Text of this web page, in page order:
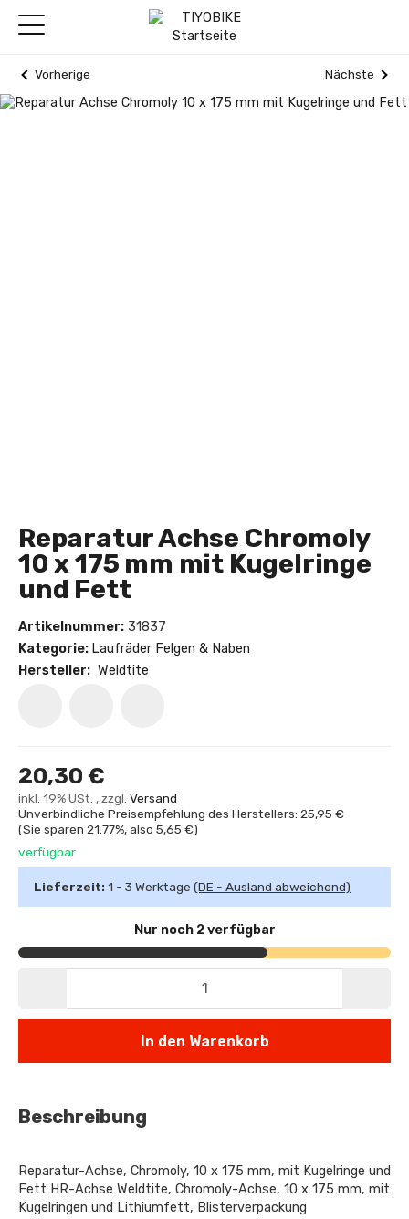
Vorherige Nächste
Reparatur Achse Chromoly
10 x 175 mm mit Kugelringe
und Fett
Artikelnummer: 31837
Kategorie: Laufräder Felgen & Naben
Hersteller: Weldtite
20,30 €
inkl. 19% USt. , zzgl. Versand
Unverbindliche Preisempfehlung des Herstellers: 25,95 €
(Sie sparen 21.77%, also 5,65 €)
verfügbar
Lieferzeit: 1 - 3 Werktage (DE - Ausland abweichend)
Nur noch 2 verfügbar
In den Warenkorb
Beschreibung
Reparatur-Achse, Chromoly, 10 x 175 mm, mit Kugelringe und
Fett HR-Achse Weldtite, Chromoly-Achse, 10 x 175 mm, mit
Kugelringen und Lithiumfett, Blisterverpackung